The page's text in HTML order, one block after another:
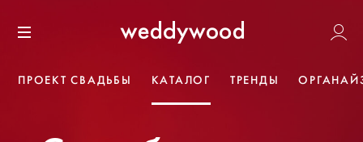
к содержанию
Weddywood
ПРОЕКТ СВАДЬБЫ КАТАЛОГ ТРЕНДЫ